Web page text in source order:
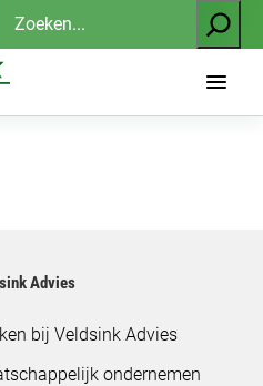
Zoeken
Advies
bij Veldsink Advies
ondernemen